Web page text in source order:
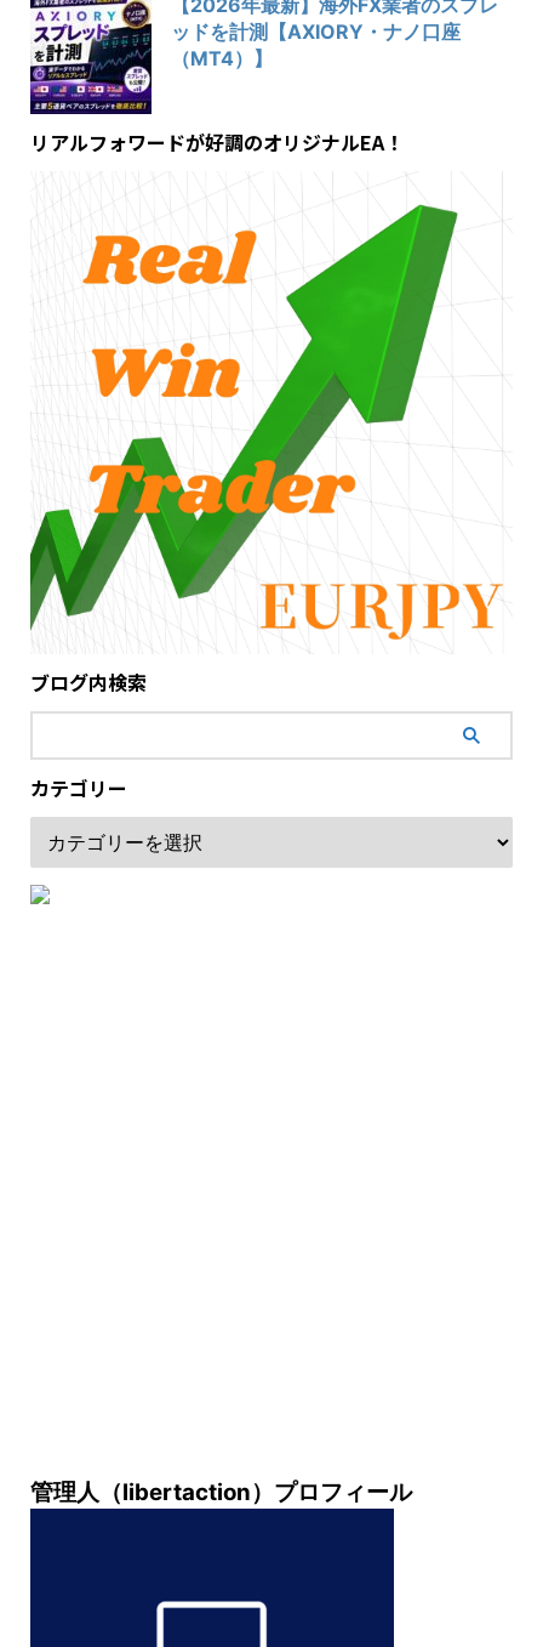
ッドを計測【AXIORY・ナノ口座
（MT4）】
リアルフォワードが好調のオリジナルEA！
ブログ内検索
カテゴリー
管理人（libertaction）プロフィール